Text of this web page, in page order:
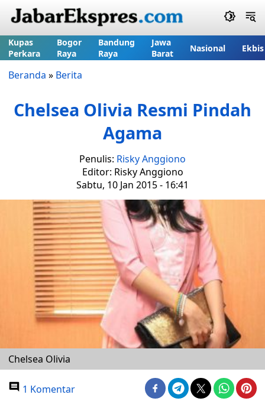
Kupas
Perkara
Bogor
Raya
Bandung
Raya
Jawa
Barat
Nasional Ekbis
Beranda » Berita
Chelsea Olivia Resmi Pindah
Agama
Penulis: Risky Anggiono
Editor: Risky Anggiono
Sabtu, 10 Jan 2015 - 16:41
Chelsea Olivia
1 Komentar